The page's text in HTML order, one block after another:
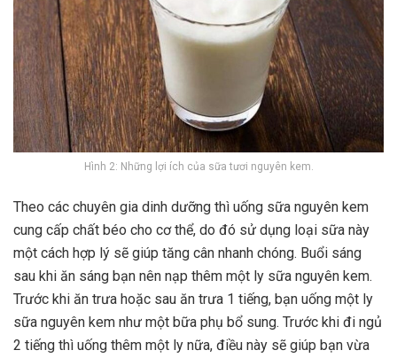
Hình 2: Những lợi ích của sữa tươi nguyên kem.
Theo các chuyên gia dinh dưỡng thì uống sữa nguyên kem
cung cấp chất béo cho cơ thể, do đó sử dụng loại sữa này
một cách hợp lý sẽ giúp tăng cân nhanh chóng. Buổi sáng
sau khi ăn sáng bạn nên nạp thêm một ly sữa nguyên kem.
Trước khi ăn trưa hoặc sau ăn trưa 1 tiếng, bạn uống một ly
sữa nguyên kem như một bữa phụ bổ sung. Trước khi đi ngủ
2 tiếng thì uống thêm một ly nữa, điều này sẽ giúp bạn vừa